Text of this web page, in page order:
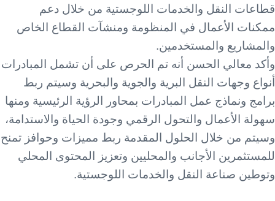
قطاعات النقل والخدمات اللوجستية من خلال دعم
ممكنات الأعمال في المنظومة ومنشآت القطاع الخاص
والمشاريع والمستخدمين.
وأكد معالي الحسن أنه تم الحرص على أن تشمل المبادرات
أنواع وجهات النقل البرية والجوية والبحرية وسيتم ربط
برامج ونماذج عمل المبادرات بمحاور الرؤية الرئيسية ومنها
سهولة الأعمال والتحول الرقمي وجودة الحياة والاستدامة،
وسيتم من خلال الحلول المقدمة ربط مميزات وحوافز تمنح
للمستثمرين الأجانب والمحليين وتعزيز المحتوى المحلي
وتوطين صناعة النقل والخدمات اللوجستية.